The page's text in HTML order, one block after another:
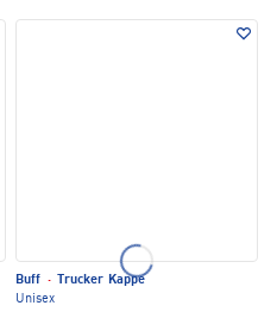
Buff ·
Trucker Kappe
Unisex